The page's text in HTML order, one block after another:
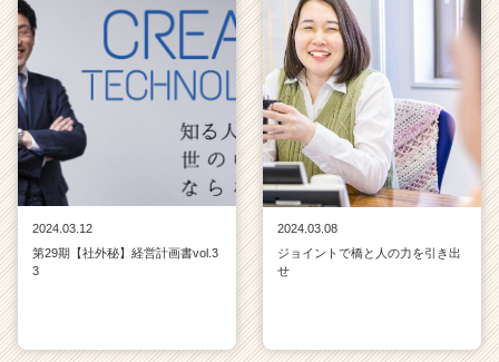
e
2024.03.12
第29期【社外秘】経営計画書vol.3
3
2024.03.08
ジョイントで橋と人の力を引き出
せ